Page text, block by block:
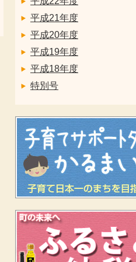
平成21年度
平成20年度
平成19年度
平成18年度
特別号